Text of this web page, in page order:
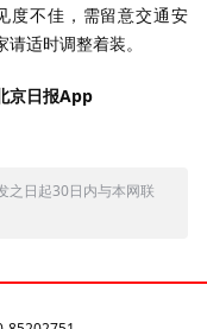
度不佳，需留意交通安
适时调整着装。
京日报App
之日起30日内与本网联